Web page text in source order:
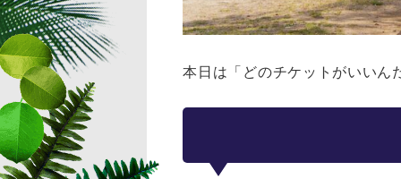
本日は「どのチケットがいいん